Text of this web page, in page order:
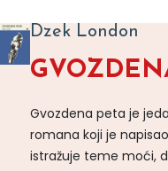
Dzek London
Gvozdena peta je
romana koji je
istražuje teme moći,